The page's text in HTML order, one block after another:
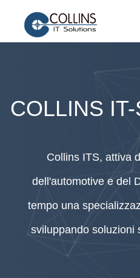
COLLINS
Collins ITS, attiva
dell'automotive e del
tempo una
sviluppando soluzioni